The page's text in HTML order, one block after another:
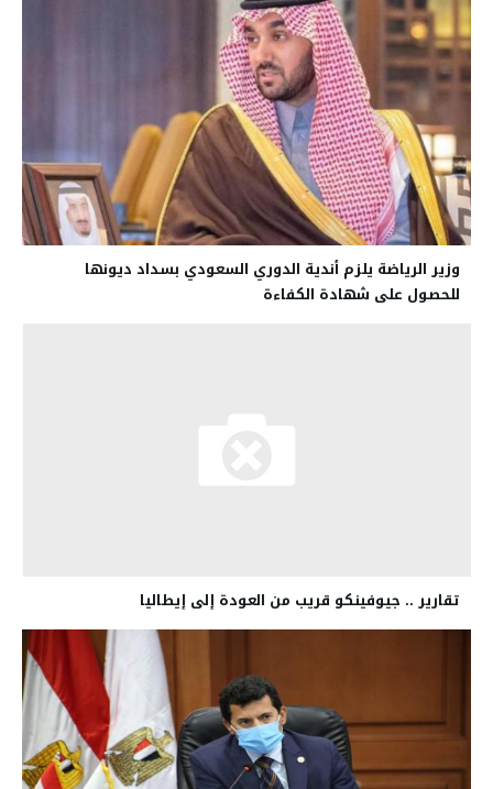
وزير الرياضة يلزم أندية الدوري السعودي بسداد ديونها
للحصول على شهادة الكفاءة
تقارير .. جيوفينكو قريب من العودة إلى إيطاليا